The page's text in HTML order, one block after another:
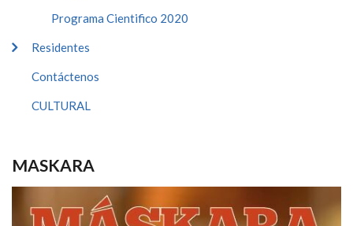
Programa Cientifico 2020
Residentes
Contáctenos
CULTURAL
MASKARA